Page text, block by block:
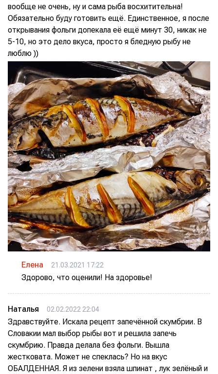
вообще не очень, ну и сама рыба восхитительна!
Обязательно буду готовить ещё. Единственное, я после
открывания фольги допекала её ещё минут 30, никак не
5-10, но это дело вкуса, просто я бледную рыбу не
люблю ))
Елена 21.03.2021 17:22
Здорово, что оценили! На здоровье!
Наталья 02.02.2022 22:04
Здравствуйте. Искала рецепт запечённой скумбрии. В
Словакии мал выбор рыбы вот и решила запечь
скумбрию. Правда делала без фольги. Вышла
жестковата. Может не спеклась? Но на вкус
ОБАЛДЕННАЯ. Я из зелени взяла шпинат , лук зелёный и